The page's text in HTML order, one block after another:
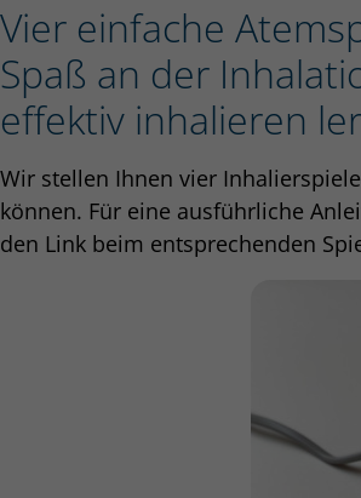
Vier einfache
Spaß an der
effektiv inhalieren
Wir stellen Ihnen vier
können. Für eine ausführliche
den Link beim entsprechenden